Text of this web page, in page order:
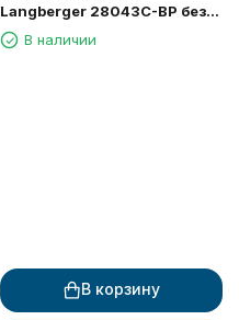
Langberger 28043C-BP без
крышки черный
В наличии
В корзину